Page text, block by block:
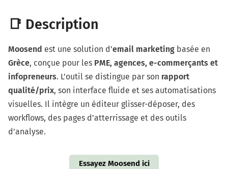
📑 Description
Moosend est une solution d’email marketing basée en
Grèce, conçue pour les PME, agences, e-commerçants et
infopreneurs. L’outil se distingue par son rapport
qualité/prix, son interface fluide et ses automatisations
visuelles. Il intègre un éditeur glisser-déposer, des
workflows, des pages d’atterrissage et des outils
d’analyse.
Essayez Moosend ici